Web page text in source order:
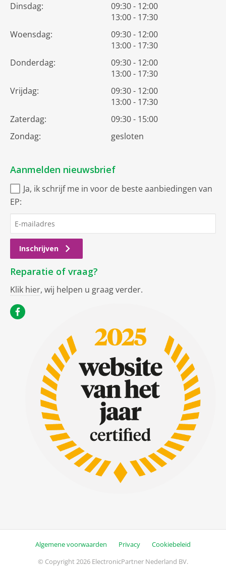
Dinsdag:
09:30 - 12:00
13:00 - 17:30
Woensdag:
09:30 - 12:00
13:00 - 17:30
Donderdag:
09:30 - 12:00
13:00 - 17:30
Vrijdag:
09:30 - 12:00
13:00 - 17:30
Zaterdag:
09:30 - 15:00
Zondag:
gesloten
Aanmelden nieuwsbrief
Ja, ik schrijf me in voor de beste aanbiedingen van
EP:
Inschrijven
Reparatie of vraag?
Klik hier, wij helpen u graag verder.
Algemene voorwaarden Privacy
Cookiebeleid
© Copyright 2026 ElectronicPartner Nederland BV.